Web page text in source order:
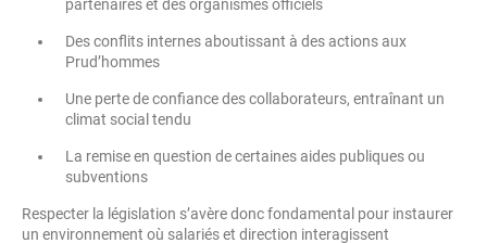
partenaires et des organismes officiels
Des conflits internes aboutissant à des actions aux
Prud’hommes
Une perte de confiance des collaborateurs, entraînant un
climat social tendu
La remise en question de certaines aides publiques ou
subventions
Respecter la législation s’avère donc fondamental pour instaurer
un environnement où salariés et direction interagissent